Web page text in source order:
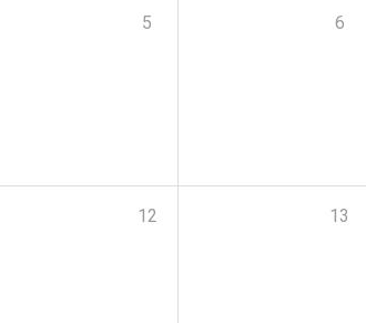
5 6
12 13